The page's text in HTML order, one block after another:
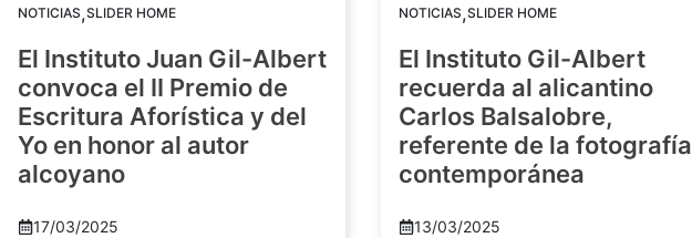
NOTICIAS,SLIDER HOME
El Instituto Juan Gil-Albert
convoca el II Premio de
Escritura Aforística y del
Yo en honor al autor
alcoyano
17/03/2025
NOTICIAS,SLIDER HOME
El Instituto Gil-Albert
recuerda al alicantino
Carlos Balsalobre,
referente de la fotografía
contemporánea
13/03/2025